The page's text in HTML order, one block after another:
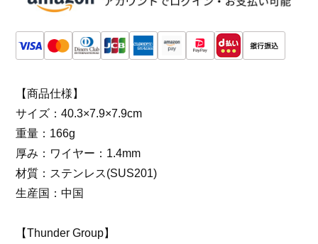
【商品仕様】
サイズ：40.3×7.9×7.9cm
重量：166g
厚み：ワイヤー：1.4mm
材質：ステンレス(SUS201)
生産国：中国
【Thunder Group】